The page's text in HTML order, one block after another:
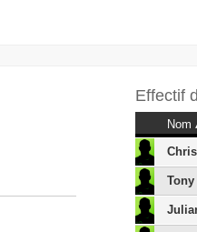
Effectif
Nom